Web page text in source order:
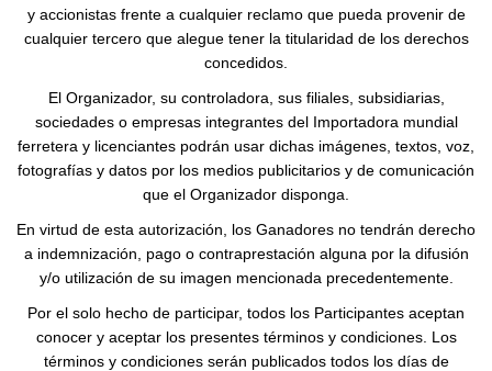
y accionistas frente a cualquier reclamo que pueda provenir de
cualquier tercero que alegue tener la titularidad de los derechos
concedidos.
El Organizador, su controladora, sus filiales, subsidiarias,
sociedades o empresas integrantes del Importadora mundial
ferretera y licenciantes podrán usar dichas imágenes, textos, voz,
fotografías y datos por los medios publicitarios y de comunicación
que el Organizador disponga.
En virtud de esta autorización, los Ganadores no tendrán derecho
a indemnización, pago o contraprestación alguna por la difusión
y/o utilización de su imagen mencionada precedentemente.
Por el solo hecho de participar, todos los Participantes aceptan
conocer y aceptar los presentes términos y condiciones. Los
términos y condiciones serán publicados todos los días de